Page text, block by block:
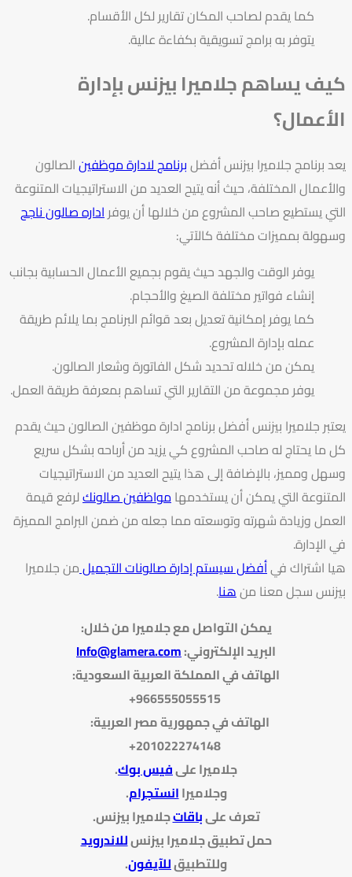
كما يقدم لصاحب المكان تقارير لكل الأقسام.
يتوفر به برامج تسويقية بكفاءة عالية.
كيف يساهم جلاميرا بيزنس بإدارة
الأعمال؟
يعد برنامججلاميرا بيزنسأفضلبرنامج لادارة موظفينالصالون
والأعمال المختلفة، حيث أنه يتيح العديد من الاستراتيجيات المتنوعة
التي يستطيع صاحب المشروع من خلالها أن يوفراداره صالون ناجح
وسهولة بمميزات مختلفة كالآتي:
يوفر الوقت والجهد حيث يقوم بجميع الأعمال الحسابية بجانب
إنشاء فواتير مختلفة الصيغ والأحجام.
كما يوفر إمكانية تعديل بعد قوائم البرنامج بما يلائم طريقة
عمله بإدارة المشروع.
يمكن من خلاله تحديد شكل الفاتورة وشعار الصالون.
يوفر مجموعة من التقارير التي تساهم بمعرفة طريقة العمل.
يعتبرجلاميرا بيزنسأفضلبرنامج ادارة موظفين الصالونحيث يقدم
كل ما يحتاج له صاحب المشروع كي يزيد من أرباحه بشكل سريع
وسهل ومميز، بالإضافة إلى هذا يتيح العديد من الاستراتيجيات
المتنوعة التي يمكن أن يستخدمهامواظفين صالونكلرفع قيمة
العمل وزيادة شهرته وتوسعته مما جعله من ضمن البرامج المميزة
في الإدارة.
هيا اشتراك فيأفضل سيستم إدارة صالونات التجميلمن جلاميرا
بيزنس سجل معنا منهنا.
يمكن التواصل مع جلاميرا من خلال:
البريد الإلكتروني:
Info@glamera.com
الهاتف في المملكة العربية السعودية:
الهاتف في جمهورية مصر العربية:
جلاميرا علىفيس بوك.
وجلاميراانستجرام.
تعرف علىباقاتجلاميرا بيزنس.
حمل تطبيق جلاميرا بيزنسللاندرويد
وللتطبيقللآيفون.